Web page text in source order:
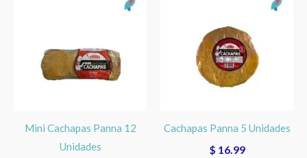
Mini Cachapas Panna 12
Unidades
Unidades
cantidad
Cachapas Panna 5 Unidades
$ 16.99
Unidades
cantidad